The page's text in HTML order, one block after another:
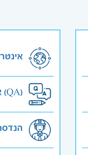
אבטחת איכות (QA)